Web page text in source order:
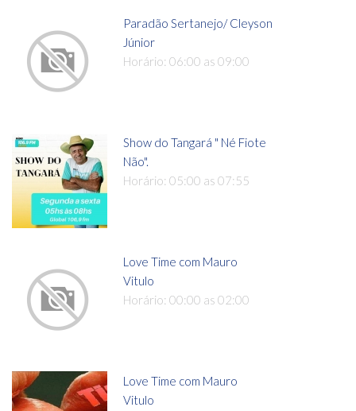
Paradão Sertanejo/ Cleyson
Júnior
Horário: 06:00 as 09:00
Show do Tangará " Né Fiote
Não".
Horário: 05:00 as 07:55
Love Time com Mauro
Vitulo
Horário: 00:00 as 02:00
Love Time com Mauro
Vitulo